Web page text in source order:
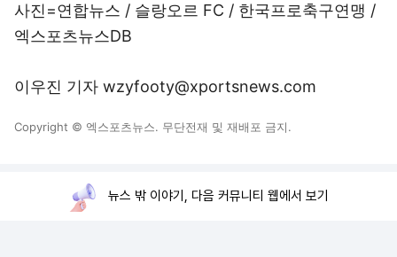
사진=연합뉴스 / 슬랑오르 FC / 한국프로축구연맹 /
엑스포츠뉴스DB
이우진 기자 wzyfooty@xportsnews.com
Copyright © 엑스포츠뉴스. 무단전재 및 재배포 금지.
뉴스 밖 이야기, 다음 커뮤니티 웹에서 보기